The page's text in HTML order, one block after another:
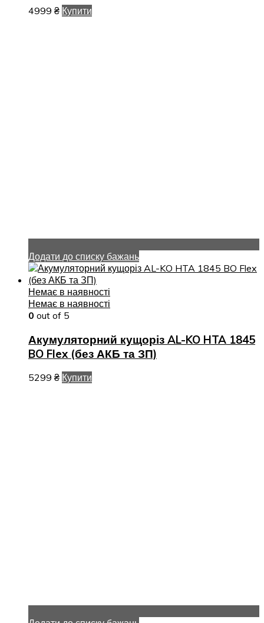
4999 ₴ Купити
Додати до списку бажань
Немає в наявності
Немає в наявності
0 out of 5
Акумуляторний кущоріз AL-KO HTA 1845
BO Flex (без АКБ та ЗП)
5299 ₴ Купити